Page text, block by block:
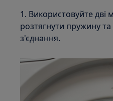
1. Використовуйте дві
розтягнути пружину та
з'єднання.